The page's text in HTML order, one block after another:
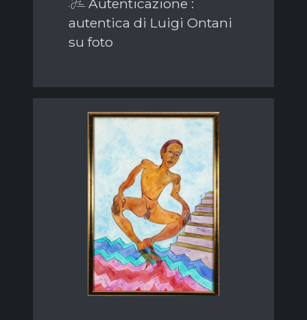
Autenticazione :
autentica di Luigi Ontani
su foto